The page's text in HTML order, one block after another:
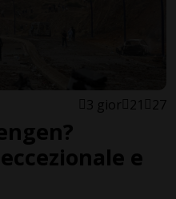
3 gior 21 27
e